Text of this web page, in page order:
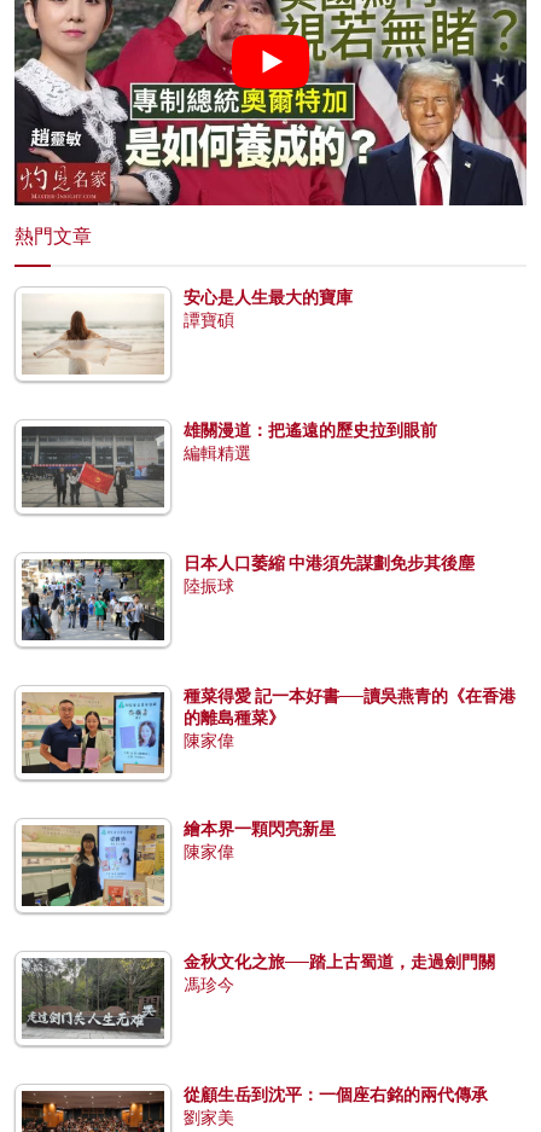
熱門文章
安心是人生最大的寶庫
譚寶碩
雄關漫道：把遙遠的歷史拉到眼前
編輯精選
日本人口萎縮 中港須先謀劃免步其後塵
陸振球
種菜得愛 記一本好書──讀吳燕青的《在香港
的離島種菜》
陳家偉
繪本界一顆閃亮新星
陳家偉
金秋文化之旅──踏上古蜀道，走過劍門關
馮珍今
從顧生岳到沈平：一個座右銘的兩代傳承
劉家美